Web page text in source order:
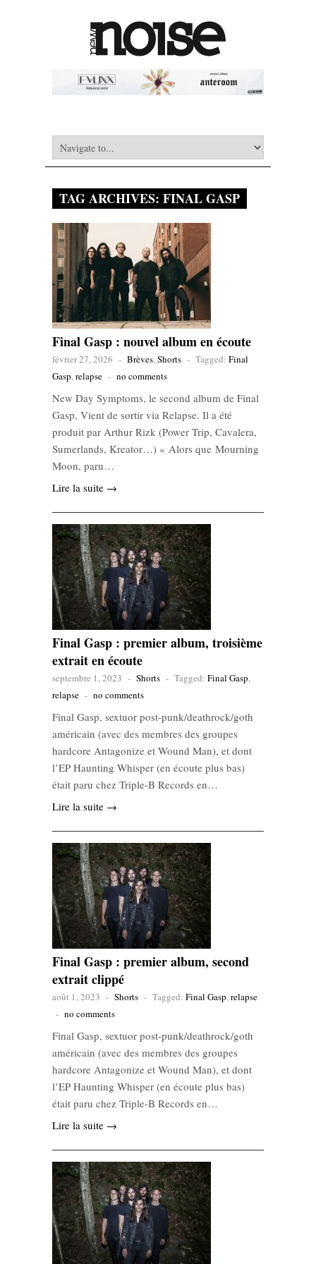
TAG ARCHIVES: FINAL GASP
Final Gasp : nouvel album en écoute
février 27, 2026 - Brèves,Shorts - Tagged: Final
Gasp,relapse - no comments
New Day Symptoms, le second album de Final
Gasp, Vient de sortir via Relapse. Il a été
produit par Arthur Rizk (Power Trip, Cavalera,
Sumerlands, Kreator…) « Alors que Mourning
Moon, paru…
Lire la suite →
Final Gasp : premier album, troisième
extrait en écoute
septembre 1, 2023 - Shorts - Tagged: Final Gasp,
relapse - no comments
Final Gasp, sextuor post-punk/deathrock/goth
américain (avec des membres des groupes
hardcore Antagonize et Wound Man), et dont
l’EP Haunting Whisper (en écoute plus bas)
était paru chez Triple-B Records en…
Lire la suite →
Final Gasp : premier album, second
extrait clippé
août 1, 2023 - Shorts - Tagged: Final Gasp,relapse
- no comments
Final Gasp, sextuor post-punk/deathrock/goth
américain (avec des membres des groupes
hardcore Antagonize et Wound Man), et dont
l’EP Haunting Whisper (en écoute plus bas)
était paru chez Triple-B Records en…
Lire la suite →